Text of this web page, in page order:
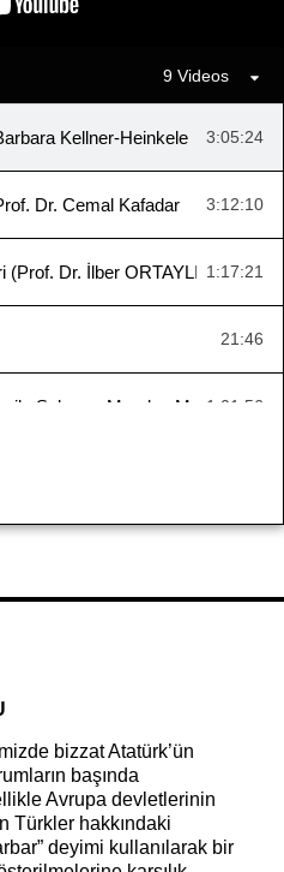
9 Videos
Kellner-Heinkele 3:05:24
Dr. Cemal Kafadar 3:12:10
(Prof. Dr. İlber ORTAYLI, 1:17:21
21:46
ile Sakarya Meydan Muharebesi
1:01:56
2:33:55
bizzat Atatürk’ün
başında
Avrupa devletlerinin
Türkler hakkındaki
deyimi kullanılarak bir